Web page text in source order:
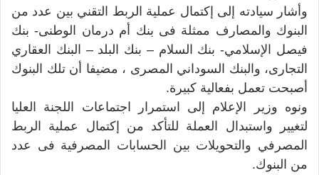
وأشار سيادته إلى إكتمال عملية الربط التقني بين عدد من
البنوك والمصارف ممثلة فى بنك أم درمان الوطنى- بنك
فيصل الإسلامي- بنك السلام – بنك البلد – البنك العقاري
التجارى، والبنك السوداني المصرى ، مضيفا أن تلك البنوك
أصبحت تعمل بفعالية كبيرة.
ونوه وزير الإعلام إلى استمرار اجتماعات اللجنة العليا
لتغيير واستبدال العملة للتأكد من إكتمال عملية الربط
المصرفي والتحويلات بين الحسابات المصرفية فى عدد
من البنوك.